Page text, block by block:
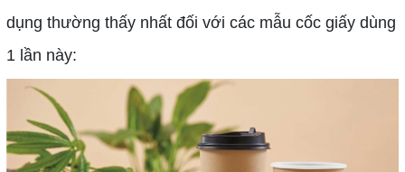
dụng thường thấy nhất đối với các mẫu cốc giấy dùng
1 lần này: